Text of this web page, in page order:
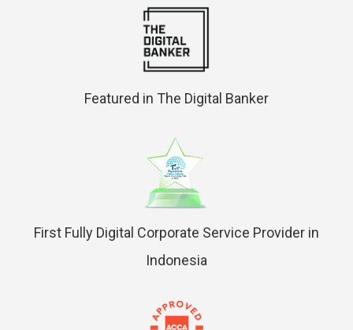
Featured in The Digital Banker
First Fully Digital Corporate Service Provider in
Indonesia